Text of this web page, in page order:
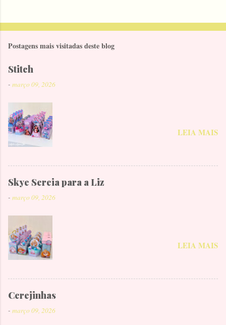
Postagens mais visitadas deste blog
Stitch
- março 09, 2026
LEIA MAIS
Skye Sereia para a Liz
- março 09, 2026
LEIA MAIS
Cerejinhas
- março 09, 2026